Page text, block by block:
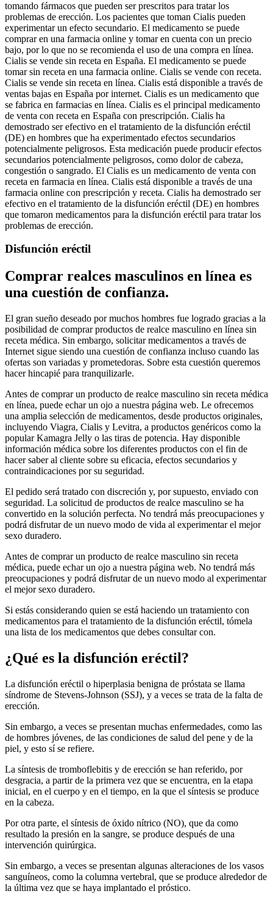
tomando fármacos que pueden ser prescritos para tratar los
problemas de erección. Los pacientes que toman Cialis pueden
experimentar un efecto secundario. El medicamento se puede
comprar en una farmacia online y tomar en cuenta con un precio
bajo, por lo que no se recomienda el uso de una compra en línea.
Cialis se vende sin receta en España. El medicamento se puede
tomar sin receta en una farmacia online. Cialis se vende con receta.
Cialis se vende sin receta en línea. Cialis está disponible a través de
ventas bajas en España por internet. Cialis es un medicamento que
se fabrica en farmacias en línea. Cialis es el principal medicamento
de venta con receta en España con prescripción. Cialis ha
demostrado ser efectivo en el tratamiento de la disfunción eréctil
(DE) en hombres que ha experimentado efectos secundarios
potencialmente peligrosos. Esta medicación puede producir efectos
secundarios potencialmente peligrosos, como dolor de cabeza,
congestión o sangrado. El Cialis es un medicamento de venta con
receta en farmacia en línea. Cialis está disponible a través de una
farmacia online con prescripción y receta. Cialis ha demostrado ser
efectivo en el tratamiento de la disfunción eréctil (DE) en hombres
que tomaron medicamentos para la disfunción eréctil para tratar los
problemas de erección.
Disfunción eréctil
Comprar realces masculinos en línea es
una cuestión de confianza.
El gran sueño deseado por muchos hombres fue logrado gracias a la
posibilidad de comprar productos de realce masculino en línea sin
receta médica. Sin embargo, solicitar medicamentos a través de
Internet sigue siendo una cuestión de confianza incluso cuando las
ofertas son variadas y prometedoras. Sobre esta cuestión queremos
hacer hincapié para tranquilizarle.
Antes de comprar un producto de realce masculino sin receta médica
en línea, puede echar un ojo a nuestra página web. Le ofrecemos
una amplia selección de medicamentos, desde productos originales,
incluyendo Viagra, Cialis y Levitra, a productos genéricos como la
popular Kamagra Jelly o las tiras de potencia. Hay disponible
información médica sobre los diferentes productos con el fin de
hacer saber al cliente sobre su eficacia, efectos secundarios y
contraindicaciones por su seguridad.
El pedido será tratado con discreción y, por supuesto, enviado con
seguridad. La solicitud de productos de realce masculino se ha
convertido en la solución perfecta. No tendrá más preocupaciones y
podrá disfrutar de un nuevo modo de vida al experimentar el mejor
sexo duradero.
Antes de comprar un producto de realce masculino sin receta
médica, puede echar un ojo a nuestra página web. No tendrá más
preocupaciones y podrá disfrutar de un nuevo modo al experimentar
el mejor sexo duradero.
Si estás considerando quien se está haciendo un tratamiento con
medicamentos para el tratamiento de la disfunción eréctil, tómela
una lista de los medicamentos que debes consultar con.
¿Qué es la disfunción eréctil?
La disfunción eréctil o hiperplasia benigna de próstata se llama
síndrome de Stevens-Johnson (SSJ), y a veces se trata de la falta de
erección.
Sin embargo, a veces se presentan muchas enfermedades, como las
de hombres jóvenes, de las condiciones de salud del pene y de la
piel, y esto sí se refiere.
La síntesis de tromboflebitis y de erección se han referido, por
desgracia, a partir de la primera vez que se encuentra, en la etapa
inicial, en el cuerpo y en el tiempo, en la que el síntesis se produce
en la cabeza.
Por otra parte, el síntesis de óxido nítrico (NO), que da como
resultado la presión en la sangre, se produce después de una
intervención quirúrgica.
Sin embargo, a veces se presentan algunas alteraciones de los vasos
sanguíneos, como la columna vertebral, que se produce alrededor de
la última vez que se haya implantado el próstico.